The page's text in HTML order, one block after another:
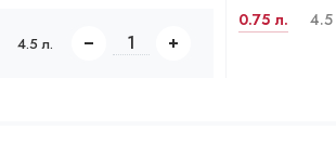
4.5 л.
0.75 л. 4.5